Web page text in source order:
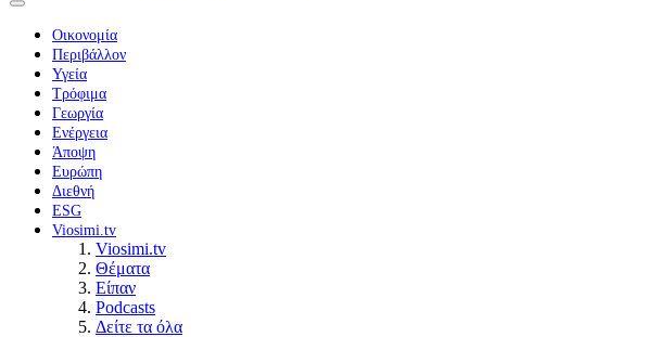
Οικονομία
Περιβάλλον
Υγεία
Τρόφιμα
Γεωργία
Ενέργεια
Άποψη
Ευρώπη
Διεθνή
ESG
Viosimi.tv
Viosimi.tv
Θέματα
Είπαν
Podcasts
Δείτε τα όλα